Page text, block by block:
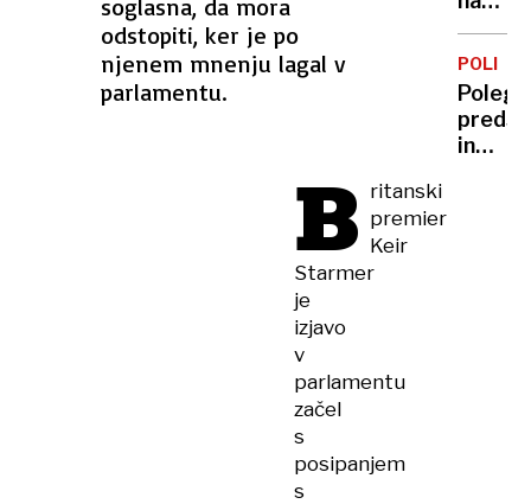
soglasna, da mora
odstopiti, ker je po
njenem mnenju lagal v
parlamentu.
B ritanski
premier
Keir
Starmer
je
izjavo
v
parlamentu
začel
s
posipanjem
s
po
Evropi
bi
lahko
z
njimi
kakšno
je
stanje
na
Poleg
in